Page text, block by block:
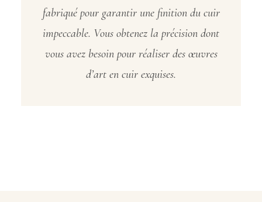
fabriqué pour garantir une finition du cuir
impeccable. Vous obtenez la précision dont
vous avez besoin pour réaliser des œuvres
d’art en cuir exquises.